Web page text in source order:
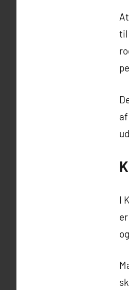
til
I